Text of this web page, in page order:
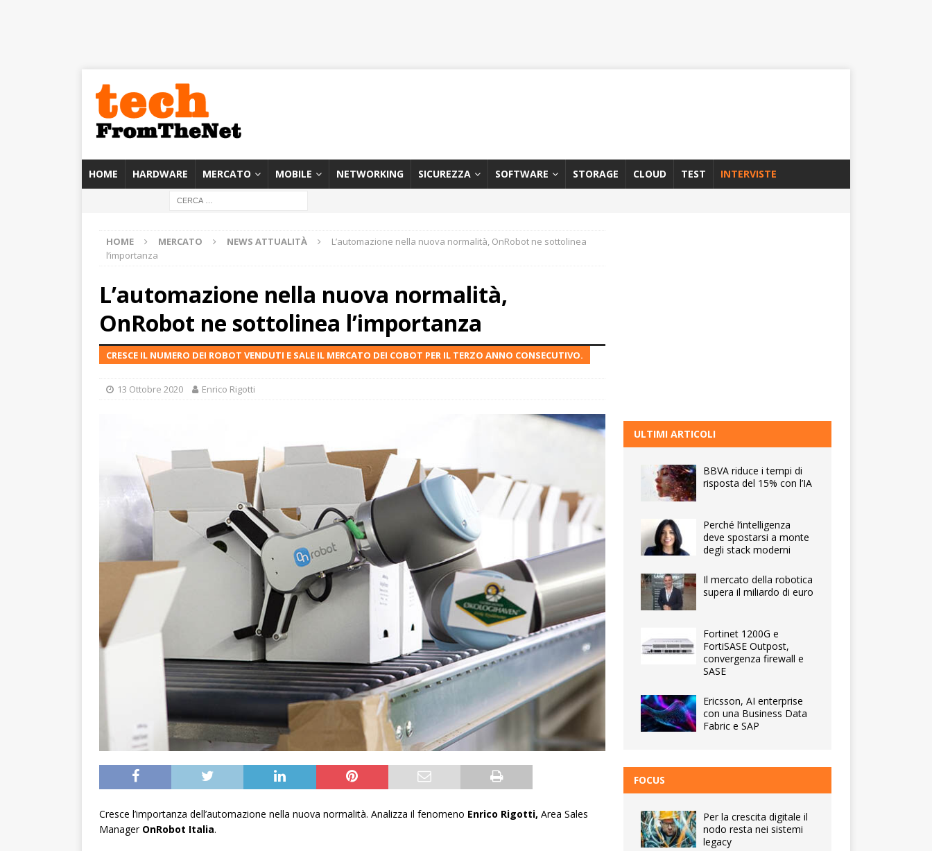
HOME HARDWARE MERCATO MOBILE NETWORKING SICUREZZA SOFTWARE STORAGE CLOUD TEST INTERVISTE
HOME MERCATO NEWS ATTUALITÀ
L’automazione nella nuova normalità, OnRobot ne sottolinea
l’importanza
L’automazione nella nuova normalità,
OnRobot ne sottolinea l’importanza
CRESCE IL NUMERO DEI ROBOT VENDUTI E SALE IL MERCATO DEI COBOT PER IL TERZO ANNO CONSECUTIVO.
13 Ottobre 2020 Enrico Rigotti
Cresce l’importanza dell’automazione nella nuova normalità. Analizza il fenomeno Enrico Rigotti, Area Sales
Manager OnRobot Italia.
ULTIMI ARTICOLI
BBVA riduce i tempi di
risposta del 15% con l’IA
Perché l’intelligenza
deve spostarsi a monte
degli stack moderni
Il mercato della robotica
supera il miliardo di euro
Fortinet 1200G e
FortiSASE Outpost,
convergenza firewall e
SASE
Ericsson, AI enterprise
con una Business Data
Fabric e SAP
FOCUS
Per la crescita digitale il
nodo resta nei sistemi
legacy